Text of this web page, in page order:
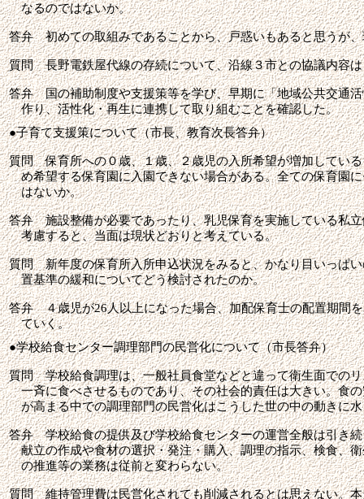
なるのではないか。
答弁初めての取組みであることから、戸惑いもあると思うが、
質問長野電鉄屋代線の存続について、沿線３市との協議内容は
答弁国の補助制度や支援策等を学び、早期に「地域公共交通
作り、活性化・再生に連携して取り組むことを確認した。
●子育て支援策について（市長、教育次長答弁）
質問保育所への０歳、１歳、２歳児の入所希望が増加してい
め希望する保育園に入園できない場合がある。全ての保育園
はないか。
答弁施設整備が必要であったり、乳児保育を実施している私
考慮すると、当面は現状どおりと考えている。
質問新年度の保育所入所申込状況をみると、かなり目いっぱ
置基準の緩和についてどう検討されたのか。
答弁４歳児が26人以上になった場合、加配保育士の配置期間を
ていく。
●学校給食センター調理部門の民営化について（市長答弁）
質問学校給食調理は、一般社員食堂などと違って衛生面での
一斉に食べさせるものであり、その社会的責任は大きい。食
が高まる中での調理部門の民営化はこうした世の中の動きに
答弁学校給食の提供及び学校給食センターの運営全般は引き
献立の作成や食材の選択・発注・購入、調理の指示、検食、
の推進等の業務は従前と変わらない。
質問維持管理費は民営化されても削減されるとは思えない。